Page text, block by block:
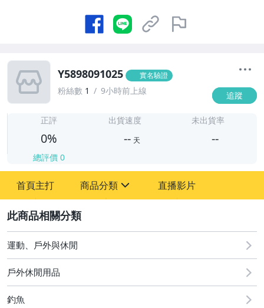
Y5898091025 實名驗證
粉絲數 1 9小時前上線 追蹤
正評
0%
總評價 0
出貨速度
-- 天
未出貨率
--
首頁主打 商品分類
圖書/影音/文具
古董、藝術與礦石
手機、配件與通訊
直播影片
運動、戶外與休閒
戶外休閒用品
釣魚